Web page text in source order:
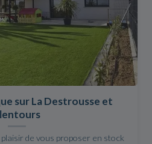
sur La Destrousse et
de vous proposer en stock